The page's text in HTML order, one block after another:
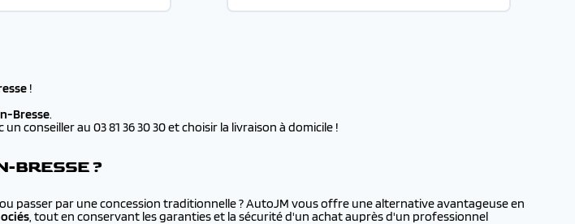
!
Bresse.
conseiller au 03 81 36 30 30 et choisir la livraison à domicile !
BRESSE ?
passer par une concession traditionnelle ? AutoJM vous offre une alternative avantageuse en
, tout en conservant les garanties et la sécurité d'un achat auprès d'un professionnel